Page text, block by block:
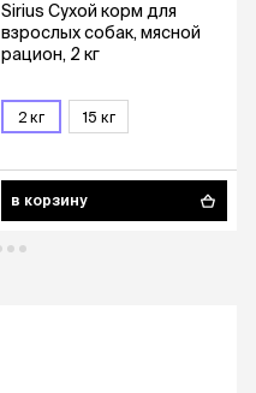
Sirius Сухой корм для
взрослых собак, мясной
рацион, 2 кг
2 кг 15 кг
в корзину